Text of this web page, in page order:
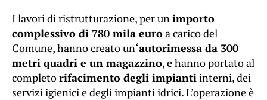
I lavori di ristrutturazione, per unimporto
complessivo di 780 mila euroa carico del
Comune, hanno creato un‘autorimessa da 300
metri quadri e un magazzino, e hanno portato al
completorifacimento degli impiantiinterni, dei
servizi igienici e degli impianti idrici. L’operazione è